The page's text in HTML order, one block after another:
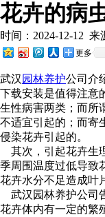
花卉的病
时间：2024-12-12 来源
更多
武汉 园林养护公司介
下载安装是值得注意
生性病害两类；而
不适宜引起的；而寄生
侵染花卉引起的。
其次，引起花卉生
季周围温度过低导致花
花卉水分不足造成叶片
武汉园林养护公司
花卉体内有一定的繁殖